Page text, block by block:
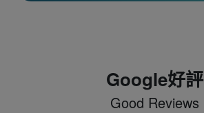
Google好評
Good Reviews